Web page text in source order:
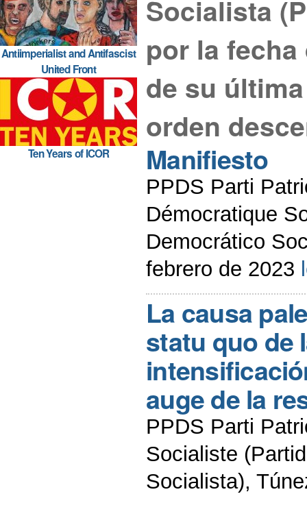
Antiimperialist and Antifascist
United Front
Ten Years of ICOR
Socialista
por la
de su
orden
Manifiesto
PPDS Parti
Démocratique
Democrático
febrero de 2023
La causa
statu quo de
auge de la
PPDS Parti
Socialiste
Socialista),